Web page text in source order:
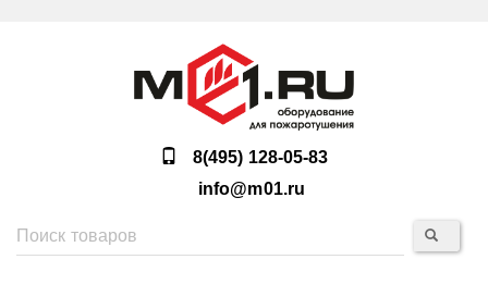
8(495) 128-05-83
info@m01.ru